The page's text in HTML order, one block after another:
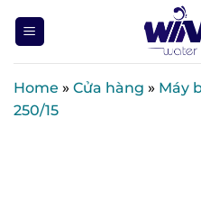
Home » Cửa hàng » Máy
250/15